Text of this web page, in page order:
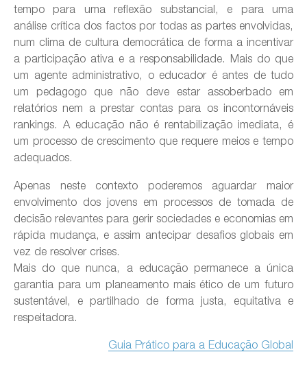
tempo para uma reflexão substancial, e para uma
análise crítica dos factos por todas as partes envolvidas,
num clima de cultura democrática de forma a incentivar
a participação ativa e a responsabilidade. Mais do que
um agente administrativo, o educador é antes de tudo
um pedagogo que não deve estar assoberbado em
relatórios nem a prestar contas para os incontornáveis
rankings. A educação não é rentabilização imediata, é
um processo de crescimento que requere meios e tempo
adequados.
Apenas neste contexto poderemos aguardar maior
envolvimento dos jovens em processos de tomada de
decisão relevantes para gerir sociedades e economias em
rápida mudança, e assim antecipar desafios globais em
vez de resolver crises.
Mais do que nunca, a educação permanece a única
garantia para um planeamento mais ético de um futuro
sustentável, e partilhado de forma justa, equitativa e
respeitadora.
Guia Prático para a Educação Global